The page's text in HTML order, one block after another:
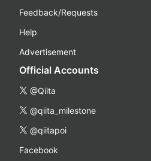
Feedback/Requests
Help
Advertisement
Official Accounts
@Qiita
@qiita_milestone
@qiitapoi
Facebook